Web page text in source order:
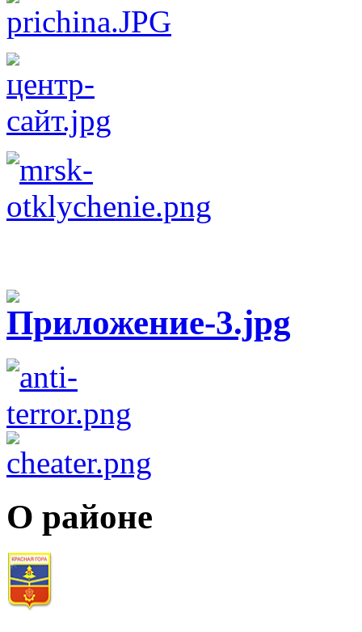
О районе